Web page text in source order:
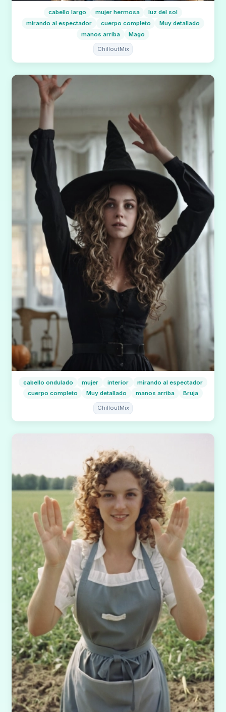
cabello largo mujer hermosa
luz del sol
mirando al espectador
cuerpo completo
Muy detallado
manos arriba
Mago
ChilloutMix
cabello ondulado mujer interior
mirando al espectador
cuerpo completo
Muy detallado manos arriba Bruja
ChilloutMix